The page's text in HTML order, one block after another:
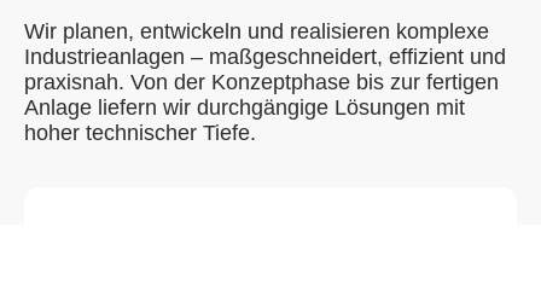
Wir planen, entwickeln und realisieren komplexe
Industrieanlagen – maßgeschneidert, effizient und
praxisnah. Von der Konzeptphase bis zur fertigen
Anlage liefern wir durchgängige Lösungen mit
hoher technischer Tiefe.